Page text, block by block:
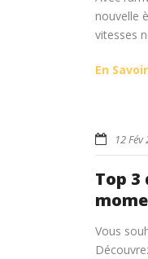
nouvelle
vitesses
En
12 Fév
Top 3
Vous